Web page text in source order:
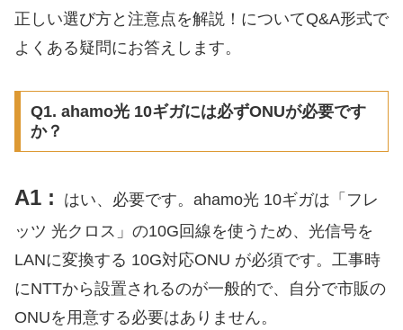
正しい選び方と注意点を解説！についてQ&A形式で
よくある疑問にお答えします。
Q1. ahamo光 10ギガには必ずONUが必要です
か？
A1 : はい、必要です。ahamo光 10ギガは「フレ
ッツ 光クロス」の10G回線を使うため、光信号を
LANに変換する 10G対応ONU が必須です。工事時
にNTTから設置されるのが一般的で、自分で市販の
ONUを用意する必要はありません。